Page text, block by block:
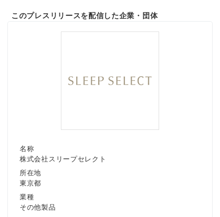
このプレスリリースを配信した企業・団体
名称
株式会社スリープセレクト
所在地
東京都
業種
その他製品